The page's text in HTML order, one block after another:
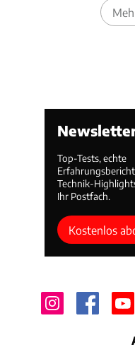
Top-Tests, echte
Technik-
Ihr Postfach.
Kostenlos